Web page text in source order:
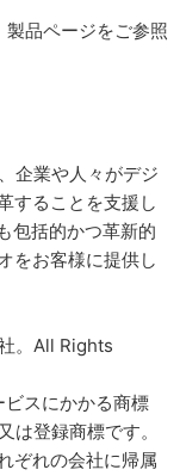
品ページをご参照
企業や人々がデジ
することを支援し
包括的かつ革新的
をお客様に提供し
。All Rights
スにかかる商標
は登録商標です。
ぞれの会社に帰属